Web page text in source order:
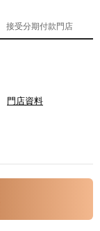
接受分期付款門店
門店資料